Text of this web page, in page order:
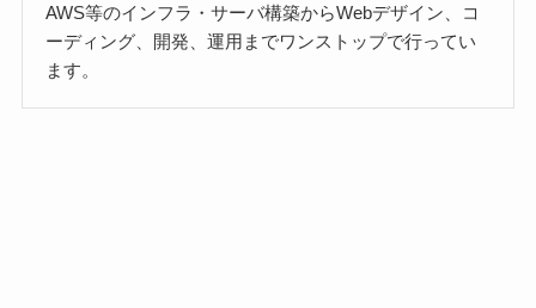
AWS等のインフラ・サーバ構築からWebデザイン、コ
ーディング、開発、運用までワンストップで行ってい
ます。